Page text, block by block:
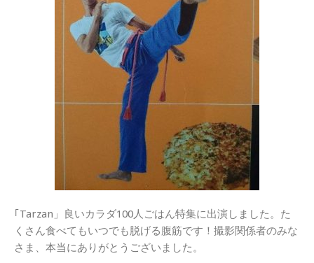
｢Tarzan」良いカラダ100人ごはん特集に出演しました。た
くさん食べてもいつでも脱げる腹筋です！撮影関係者のみな
さま、本当にありがとうございました。